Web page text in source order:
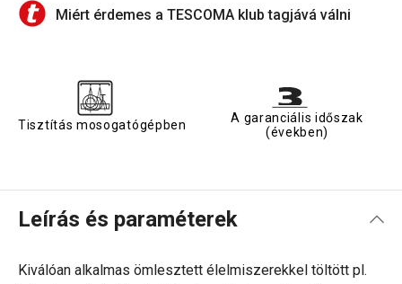
Miért érdemes a TESCOMA klub tagjává válni
Tisztítás mosogatógépben
A garanciális időszak
(években)
Leírás és paraméterek
Kiválóan alkalmas ömlesztett élelmiszerekkel töltött pl.